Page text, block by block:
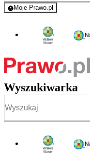
Moje Prawo.pl
- rejestracja i
Wyszukiwarka